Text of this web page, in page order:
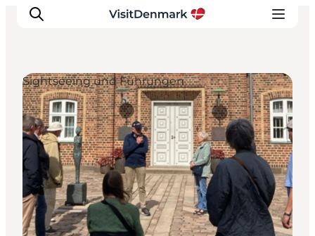
Inspiration
Regionen
Erlebnisse
Unterkünfte
Reiseplanung
Sightseeing und Führungen